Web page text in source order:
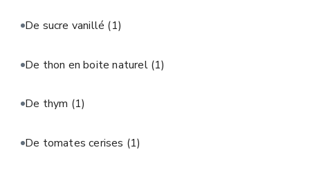
De sucre vanillé (1)
De thon en boite naturel (1)
De thym (1)
De tomates cerises (1)